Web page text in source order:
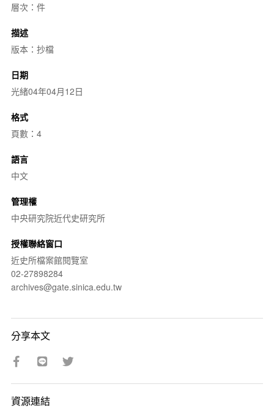
層次：件
描述
版本：抄檔
日期
光緒04年04月12日
格式
頁數：4
語言
中文
管理權
中央研究院近代史研究所
授權聯絡窗口
近史所檔案館閱覽室
02-27898284
archives@gate.sinica.edu.tw
分享本文
資源連結